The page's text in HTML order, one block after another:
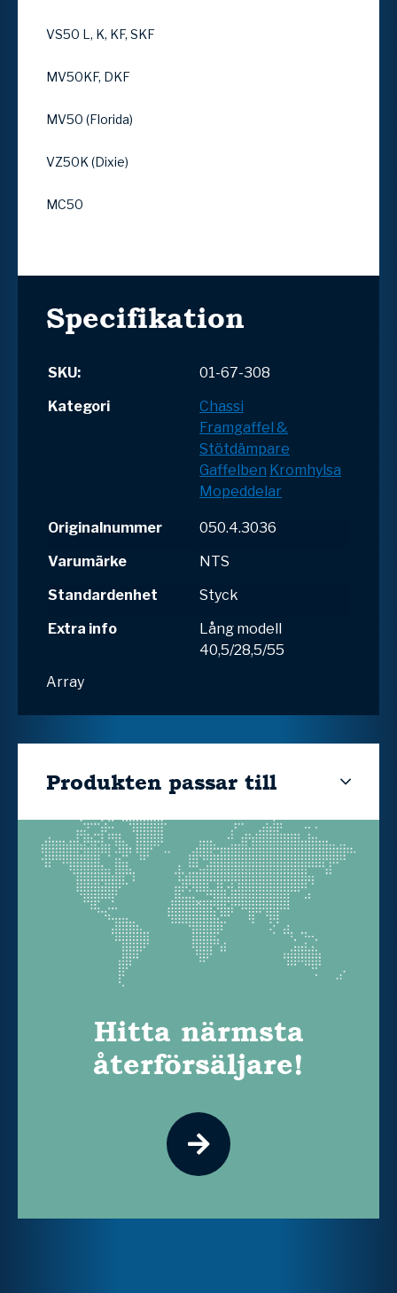
VS50 L, K, KF, SKF
MV50KF, DKF
MV50 (Florida)
VZ50K (Dixie)
MC50
Specifikation
SKU:
01-67-308
Kategori
Chassi
Framgaffel &
Stötdämpare
Gaffelben Kromhylsa
Mopeddelar
Originalnummer
050.4.3036
Varumärke
NTS
Standardenhet
Styck
Extra info
Lång modell
40,5/28,5/55
Array
Produkten passar till
Hitta närmsta
återförsäljare!